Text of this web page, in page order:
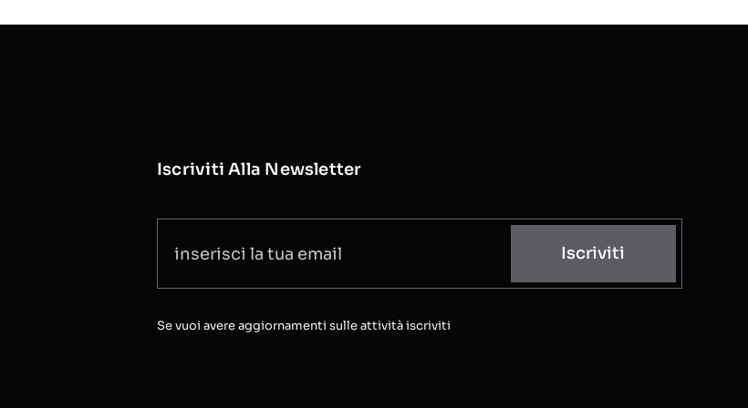
Iscriviti Alla Newsletter
Iscriviti
Se vuoi avere aggiornamenti sulle attività iscriviti